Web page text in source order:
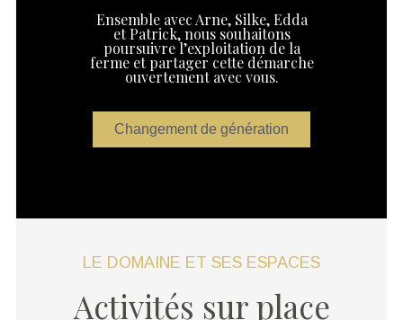
Ensemble avec Arne, Silke, Edda
et Patrick, nous souhaitons
poursuivre l’exploitation de la
ferme et partager cette démarche
ouvertement avec vous.
Changement de génération
LE DOMAINE ET SES ESPACES
Activités sur place